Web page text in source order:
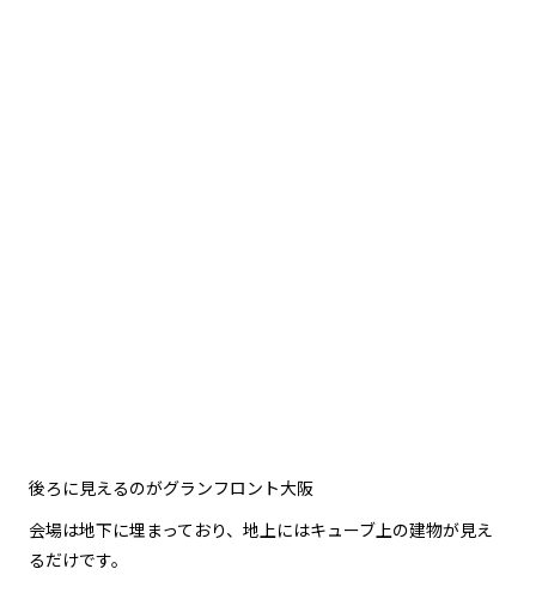
後ろに見えるのがグランフロント大阪
会場は地下に埋まっており、地上にはキューブ上の建物が見え
るだけです。